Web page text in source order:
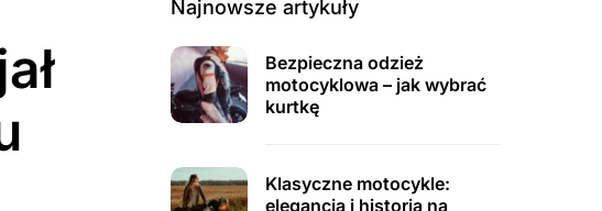
Najnowsze artykuły
Bezpieczna odzież
motocyklowa – jak wybrać
kurtkę
Klasyczne motocykle:
elegancja i historia na